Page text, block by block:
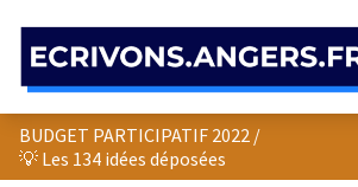
BUDGET PARTICIPATIF 2022 /
💡 Les 134 idées déposées